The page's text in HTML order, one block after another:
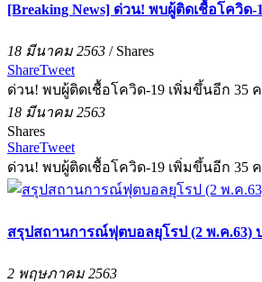
[Breaking News] ด่วน! พบผู้ติดเชื้อโควิ
18 มีนาคม 2563 / Shares
ShareTweet
ด่วน! พบผู้ติดเชื้อโควิด-19 เพิ่มขึ้นอีก 35
18 มีนาคม 2563
Shares
ShareTweet
ด่วน! พบผู้ติดเชื้อโควิด-19 เพิ่มขึ้นอีก 35
สรุปสถานการณ์ฟุตบอลยุโรป (2 พ.ค.63)
2 พฤษภาคม 2563